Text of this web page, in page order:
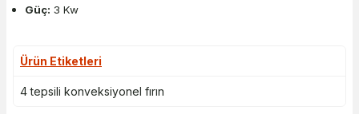
Güç: 3 Kw
Ürün Etiketleri
4 tepsili konveksiyonel fırın